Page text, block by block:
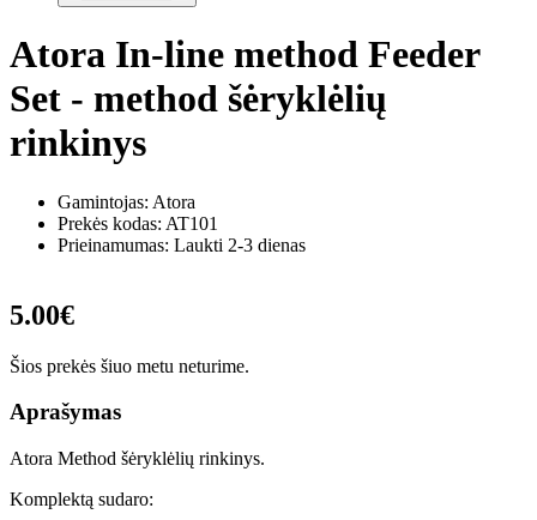
Atora In-line method Feeder
Set - method šėryklėlių
rinkinys
Gamintojas: Atora
Prekės kodas: AT101
Prieinamumas: Laukti 2-3 dienas
5.00€
Šios prekės šiuo metu neturime.
Aprašymas
Atora Method šėryklėlių rinkinys.
Komplektą sudaro: